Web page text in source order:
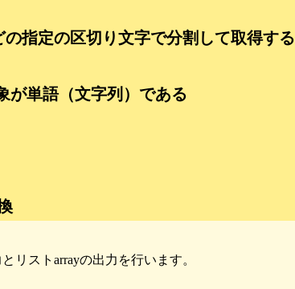
指定の区切り文字で分割して取得する
単語（文字列）である
リストarrayの出力を行います。